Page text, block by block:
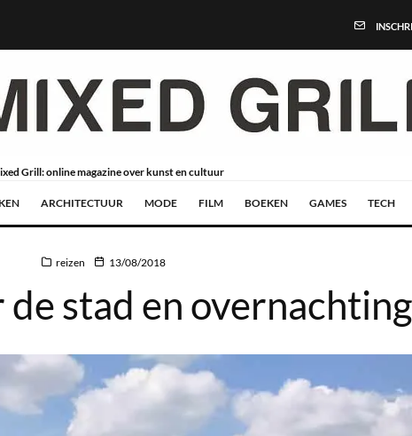
Grill: online magazine over kunst en cultuur
ARCHITECTUUR MODE FILM BOEKEN GAMES TECH
reizen 13/08/2018
stad en